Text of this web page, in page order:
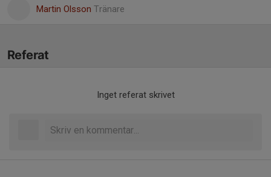
Martin Olsson Tränare
Referat
Inget referat skrivet